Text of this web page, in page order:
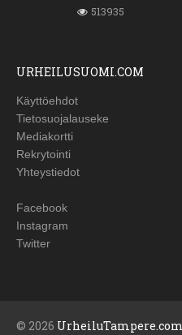
513935
URHEILUSUOMI.COM
Käyttöehdot
Tietosuojalauseke
Mediakortti
Rekrytointi
Yhteystiedot
Facebook
Instagram
Twitter
© 2026 UrheiluTampere.com